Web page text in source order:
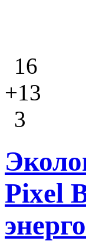
16
+13
3
Pixel